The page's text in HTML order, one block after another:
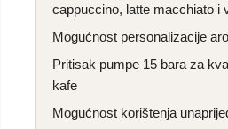
cappuccino, latte macchiato i
Mogućnost personalizacije
Pritisak pumpe 15 bara za
kafe
Mogućnost korištenja